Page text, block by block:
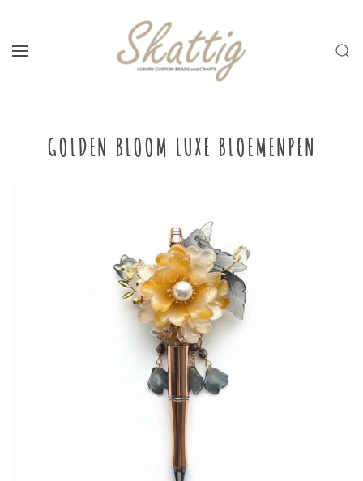
Skip to main content
GOLDEN BLOOM LUXE BLOEMENPEN